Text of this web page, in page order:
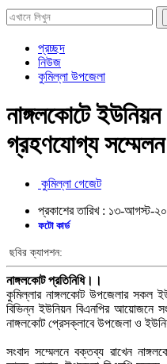
প্রচ্ছদ
নিউজ
কুমিল্লা উপজেলা
নাঙ্গলকোটে
গ্রহণযোগ্য সম্মেলন
কুমিল্লা গেজেট
প্রকাশের তারিখ : ১৩-আগস্ট-
ফটো কার্ড
ছবির ক্যাপশন:
নাঙ্গলকোট প্রতিনিধি।।
কুমিল্লার নাঙ্গলকোট উপজেলার সকল
বিভিন্ন ইউনিয়ন বিএনপির আয়োজনে
নাঙ্গলকোট প্রেসক্লাবে উপজেলা ও
সংবাদ সম্মেলনে বক্তব্য রাখেন